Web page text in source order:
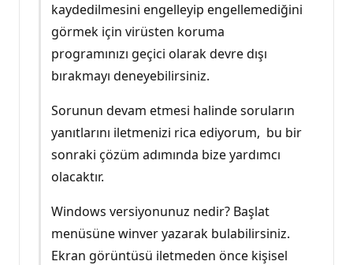
kaydedilmesini engelleyip engellemediğini
görmek için virüsten koruma
programınızı geçici olarak devre dışı
bırakmayı deneyebilirsiniz.
Sorunun devam etmesi halinde soruların
yanıtlarını iletmenizi rica ediyorum, bu bir
sonraki çözüm adımında bize yardımcı
olacaktır.
Windows versiyonunuz nedir? Başlat
menüsüne winver yazarak bulabilirsiniz.
Ekran görüntüsü iletmeden önce kişisel